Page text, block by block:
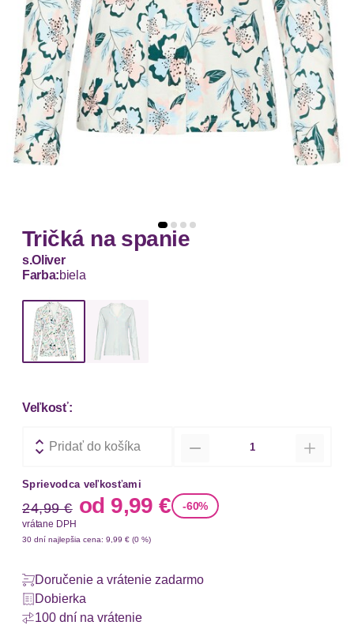
Tričká na spanie
s.Oliver
Farba:biela
Veľkosť:
Pridať do košíka
Sprievodca veľkosťami
Stará cena
24,99 € odNová cena
9,99 € -60%
vrátane DPH
30 dní najlepšia cena: 9,99 € (0 %)
Doručenie a vrátenie zadarmo
Dobierka
100 dní na vrátenie